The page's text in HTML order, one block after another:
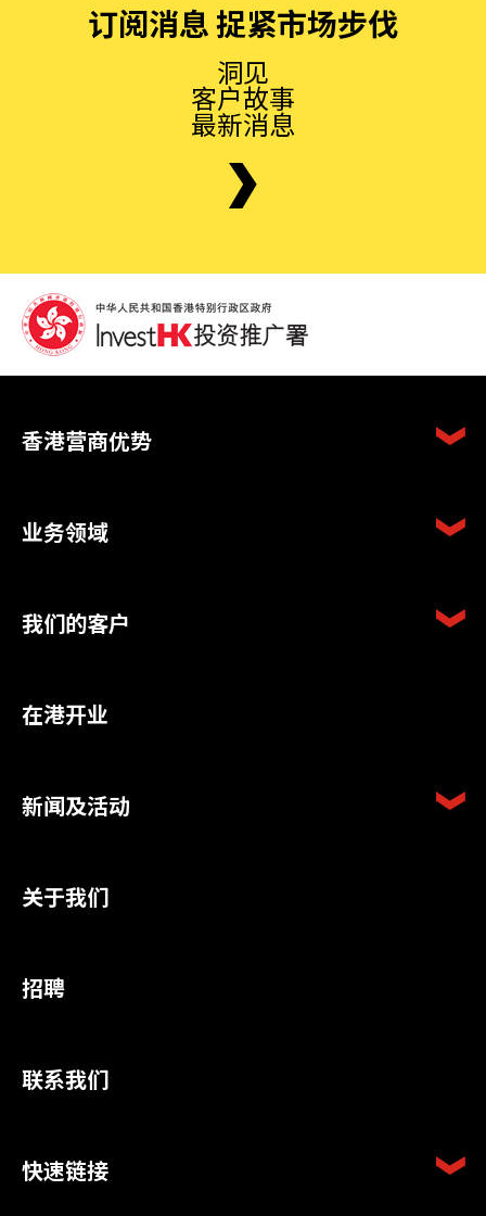
订阅消息 捉紧市场步伐
洞见
客户故事
最新消息
香港营商优势
业务领域
我们的客户
在港开业
新闻及活动
关于我们
招聘
联系我们
快速链接